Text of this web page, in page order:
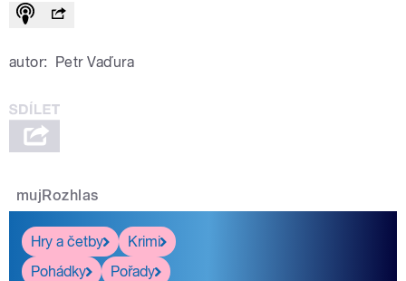
autor: Petr Vaďura
mujRozhlas
Hry a četby
Krimi
Pohádky
Pořady